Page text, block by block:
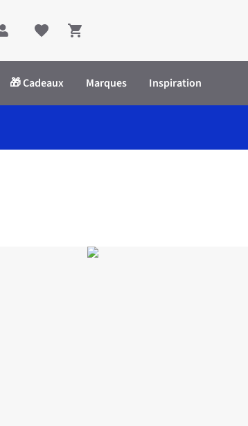
Shopping cart
🎁 Cadeaux Marques Inspiration